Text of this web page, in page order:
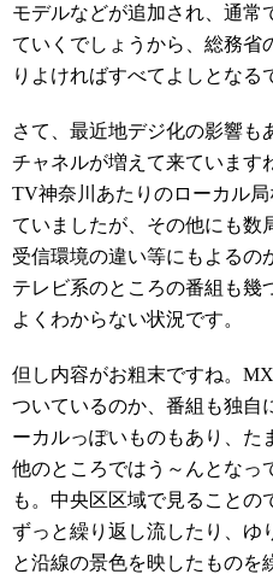
モデルなどが追加され、通常
ていくでしょうから、総務省
りよければすべてよしとなる
さて、最近地デジ化の影響も
チャネルが増えて来ています
TV神奈川あたりのローカル
ていましたが、その他にも数
受信環境の違い等にもよるの
テレビ系のところの番組も幾
よくわからない状況です。
但し内容がお粗末ですね。
ついているのか、番組も独自
ーカルっぽいものもあり、た
他のところではう～んとなっ
も。中央区区域で見ることの
ずっと繰り返し流したり、ゆ
と沿線の景色を映したものを